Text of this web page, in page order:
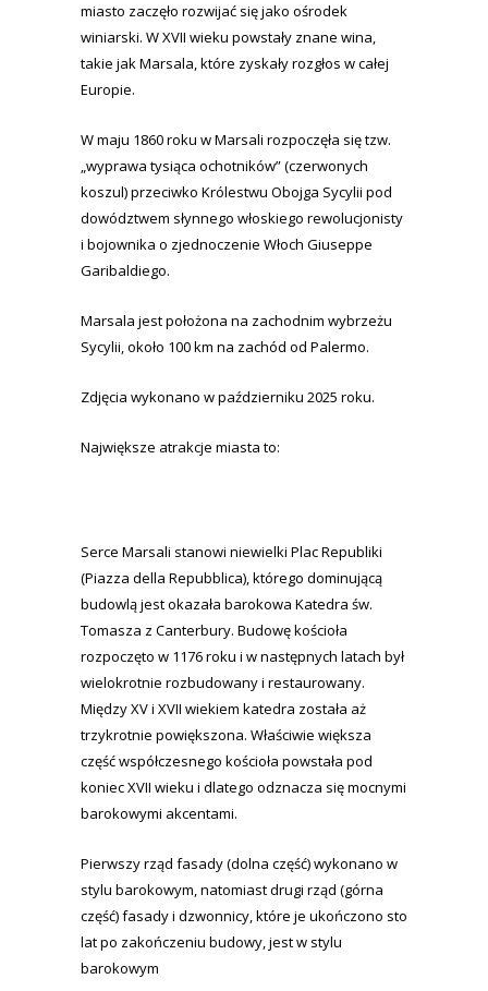
miasto zaczęło rozwijać się jako ośrodek
winiarski. W XVII wieku powstały znane wina,
takie jak Marsala, które zyskały rozgłos w całej
Europie.
W maju 1860 roku w Marsali rozpoczęła się tzw.
„wyprawa tysiąca ochotników” (czerwonych
koszul) przeciwko Królestwu Obojga Sycylii pod
dowództwem słynnego włoskiego rewolucjonisty
i bojownika o zjednoczenie Włoch Giuseppe
Garibaldiego.
Marsala jest położona na zachodnim wybrzeżu
Sycylii, około 100 km na zachód od Palermo.
Zdjęcia wykonano w październiku 2025 roku.
Największe atrakcje miasta to:
Serce Marsali stanowi niewielki Plac Republiki
(Piazza della Repubblica), którego dominującą
budowlą jest okazała barokowa Katedra św.
Tomasza z Canterbury. Budowę kościoła
rozpoczęto w 1176 roku i w następnych latach był
wielokrotnie rozbudowany i restaurowany.
Między XV i XVII wiekiem katedra została aż
trzykrotnie powiększona. Właściwie większa
część współczesnego kościoła powstała pod
koniec XVII wieku i dlatego odznacza się mocnymi
barokowymi akcentami.
Pierwszy rząd fasady (dolna część) wykonano w
stylu barokowym, natomiast drugi rząd (górna
część) fasady i dzwonnicy, które je ukończono sto
lat po zakończeniu budowy, jest w stylu
barokowym